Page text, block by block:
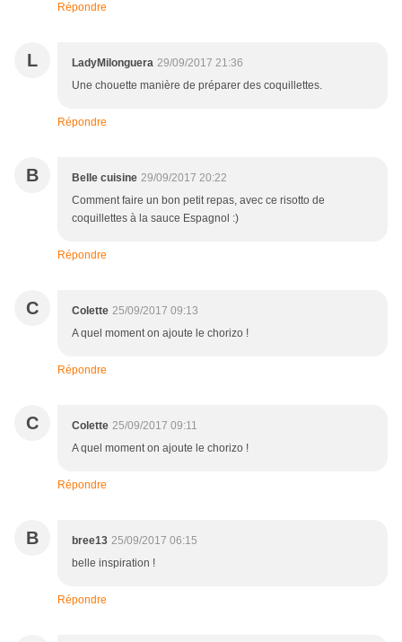
Répondre
L LadyMilonguera 29/09/2017 21:36
Une chouette manière de préparer des coquillettes.
Répondre
B Belle cuisine 29/09/2017 20:22
Comment faire un bon petit repas, avec ce risotto de
coquillettes à la sauce Espagnol :)
Répondre
C Colette 25/09/2017 09:13
A quel moment on ajoute le chorizo !
Répondre
C Colette 25/09/2017 09:11
A quel moment on ajoute le chorizo !
Répondre
B bree13 25/09/2017 06:15
belle inspiration !
Répondre